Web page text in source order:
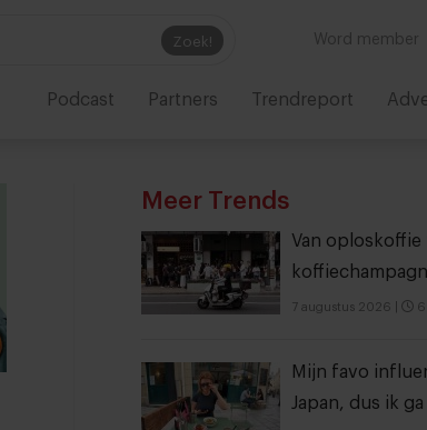
Zoek! Word member
Podcast Partners Trendreport
Meer Trends
Van oploskoffie
7 augustus 2026
Mijn favo
Japan, dus ik